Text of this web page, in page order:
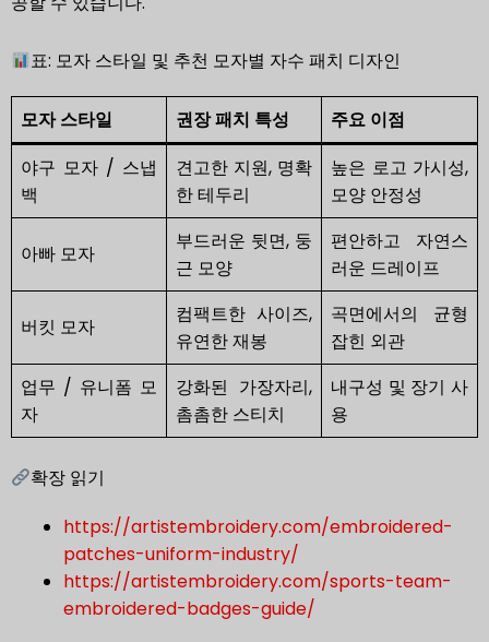
표: 모자 스타일 및 추천 모자별 자수 패치 디자인
모자 스타일 권장 패치 특성
주요 이점
야구 모자 / 스냅
백
견고한 지원, 명확
한 테두리
높은 로고 가시성,
모양 안정성
아빠 모자
부드러운 뒷면, 둥
근 모양
편안하고 자연스
러운 드레이프
버킷 모자
컴팩트한 사이즈,
유연한 재봉
곡면에서의 균형
잡힌 외관
업무 / 유니폼 모
자
강화된 가장자리,
촘촘한 스티치
내구성 및 장기 사
용
확장 읽기
https://artistembroidery.com/embroidered-
patches-uniform-industry/
https://artistembroidery.com/sports-team-
embroidered-badges-guide/